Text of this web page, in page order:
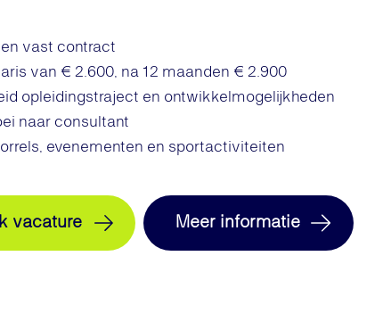
vast contract
van € 2.600, na 12 maanden € 2.900
opleidingstraject en ontwikkelmogelijkheden
naar consultant
evenementen en sportactiviteiten
vacature Meer informatie